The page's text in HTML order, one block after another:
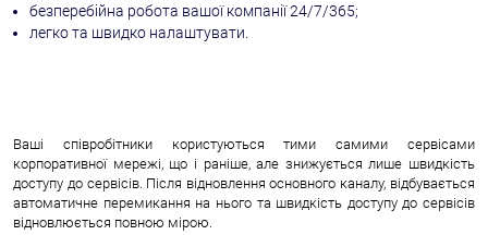
безперебійна робота вашої компанії 24/7/365;
легко та швидко налаштувати.
Ваші співробітники користуються тими самими сервісами
корпоративної мережі, що і раніше, але знижується лише швидкість
доступу до сервісів. Після відновлення основного каналу, відбувається
автоматичне перемикання на нього та швидкість доступу до сервісів
відновлюється повною мірою.